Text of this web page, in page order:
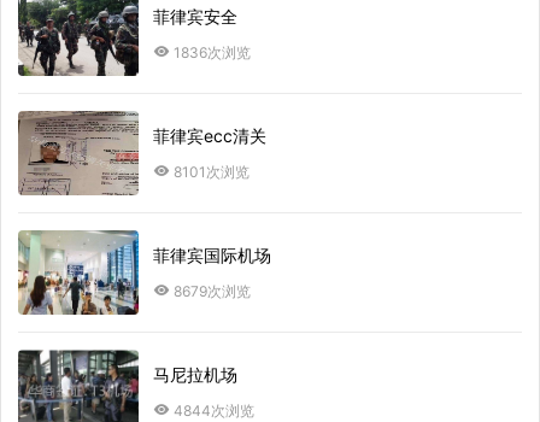
菲律宾安全
1836次浏览
菲律宾ecc清关
8101次浏览
菲律宾国际机场
8679次浏览
马尼拉机场
4844次浏览